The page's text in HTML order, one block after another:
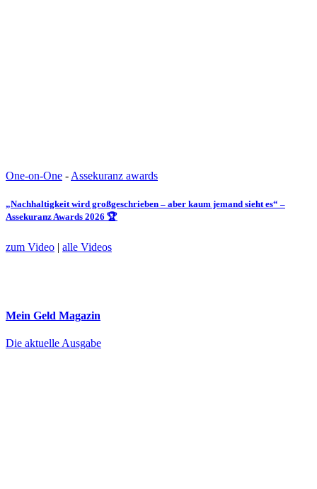
One-on-One -Assekuranz awards
„Nachhaltigkeit wird großgeschrieben – aber kaum jemand sieht es“ –
Assekuranz Awards 2026 🏆
zum Video | alle Videos
Mein Geld Magazin
Die aktuelle Ausgabe